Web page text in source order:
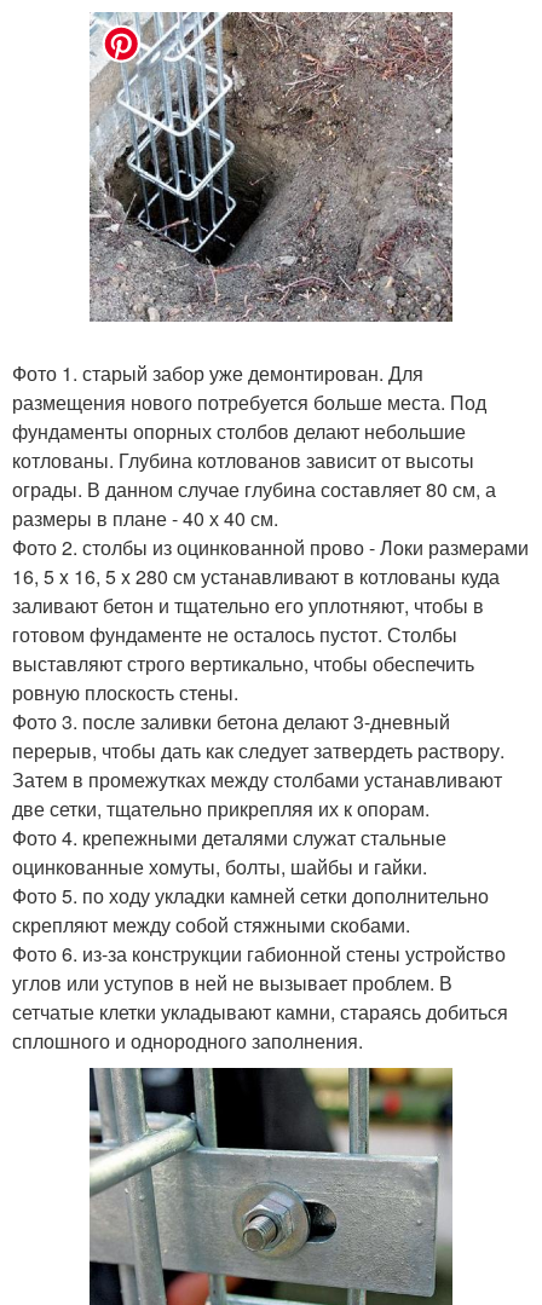
Фото 1. старый забор уже демонтирован. Для
размещения нового потребуется больше места. Под
фундаменты опорных столбов делают небольшие
котлованы. Глубина котлованов зависит от высоты
ограды. В данном случае глубина составляет 80 см, а
размеры в плане - 40 х 40 см.
Фото 2. столбы из оцинкованной прово - Локи размерами
16, 5 x 16, 5 x 280 см устанавливают в котлованы куда
заливают бетон и тщательно его уплотняют, чтобы в
готовом фундаменте не осталось пустот. Столбы
выставляют строго вертикально, чтобы обеспечить
ровную плоскость стены.
Фото 3. после заливки бетона делают 3-дневный
перерыв, чтобы дать как следует затвердеть раствору.
Затем в промежутках между столбами устанавливают
две сетки, тщательно прикрепляя их к опорам.
Фото 4. крепежными деталями служат стальные
оцинкованные хомуты, болты, шайбы и гайки.
Фото 5. по ходу укладки камней сетки дополнительно
скрепляют между собой стяжными скобами.
Фото 6. из-за конструкции габионной стены устройство
углов или уступов в ней не вызывает проблем. В
сетчатые клетки укладывают камни, стараясь добиться
сплошного и однородного заполнения.